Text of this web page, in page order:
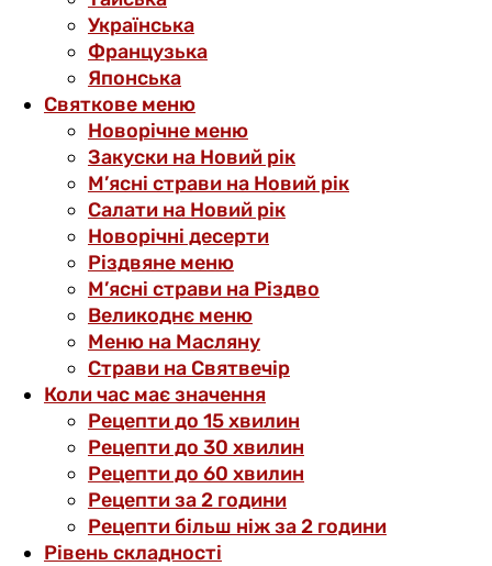
Українська
Французька
Японська
Святкове меню
Новорічне меню
Закуски на Новий рік
М’ясні страви на Новий рік
Салати на Новий рік
Новорічні десерти
Різдвяне меню
М’ясні страви на Різдво
Великоднє меню
Меню на Масляну
Страви на Святвечір
Коли час має значення
Рецепти до 15 хвилин
Рецепти до 30 хвилин
Рецепти до 60 хвилин
Рецепти за 2 години
Рецепти більш ніж за 2 години
Рівень складності